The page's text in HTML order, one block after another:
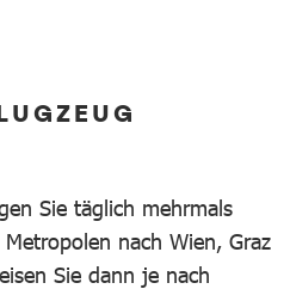
Sie täglich mehrmals
nach Wien, Graz
Sie dann je nach